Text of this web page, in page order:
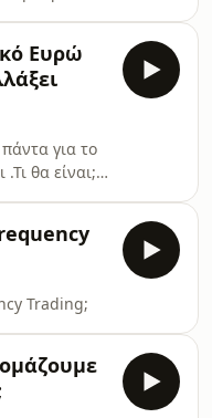
Ευρώ
για το
θα είναι;
με
Trading;